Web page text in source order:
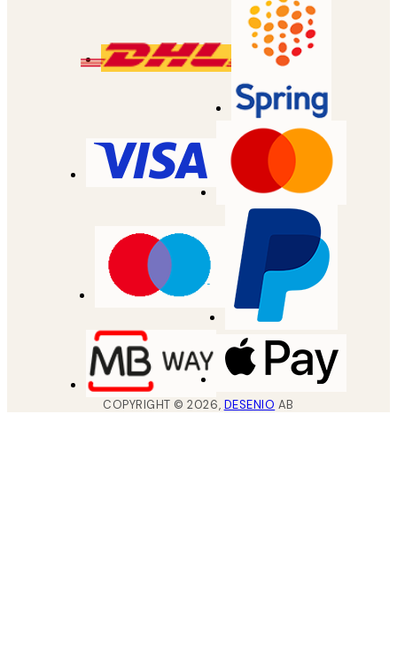
COPYRIGHT ©2026, DESENIO AB